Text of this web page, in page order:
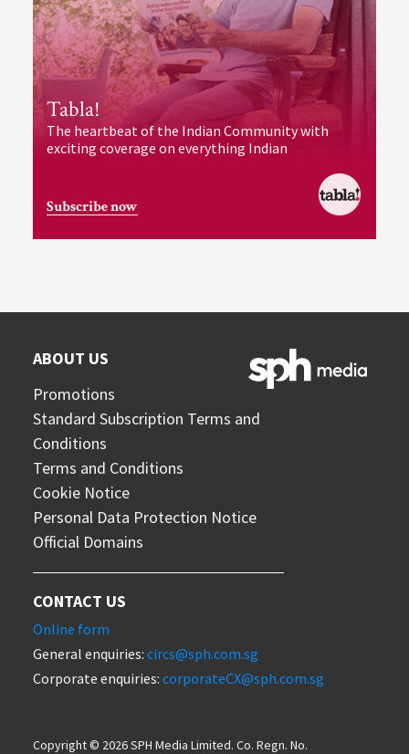
Tabla!
The heartbeat of the Indian Community with
exciting coverage on everything Indian
Subscribe now
ABOUT US
Promotions
Standard Subscription Terms and
Conditions
Terms and Conditions
Cookie Notice
Personal Data Protection Notice
Official Domains
CONTACT US
Online form
General enquiries: circs@sph.com.sg
Corporate enquiries: corporateCX@sph.com.sg
Copyright © 2026 SPH Media Limited. Co. Regn. No.